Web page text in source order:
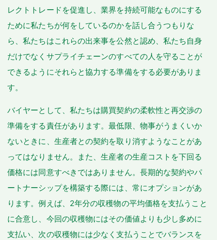
レクトトレードを促進し、業界を持続可能なものにする
ために私たちが何をしているのかを話し合うつもりな
ら、私たちはこれらの出来事を公然と認め、私たち自身
だけでなくサプライチェーンのすべての人を守ることが
できるようにそれらと協力する準備をする必要がありま
す。
バイヤーとして、私たちは購買契約の柔軟性と再交渉の
準備をする責任があります。最低限、物事がうまくいか
ないときに、生産者との契約を取り消すようなことがあ
ってはなりません。また、生産者の生産コストを下回る
価格には同意すべきではありません。長期的な契約やパ
ートナーシップを構築する際には、常にオプションがあ
ります。例えば、2年分の収穫物の平均価格を支払うこと
に合意し、今回の収穫物にはその価値よりも少し多めに
支払い、次の収穫物には少なく支払うことでバランスを